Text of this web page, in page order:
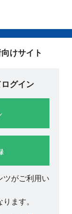
けサイト
グイン
ツがご利用い
ます。